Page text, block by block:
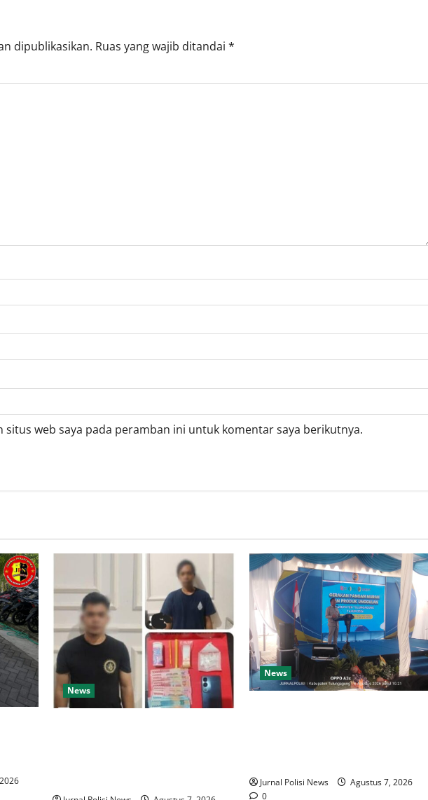
dipublikasikan. Ruas yang wajib ditandai *
situs web saya pada peramban ini untuk komentar saya berikutnya.
News
News
Jurnal Polisi News
Agustus 7, 2026
0